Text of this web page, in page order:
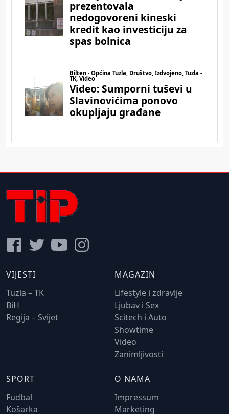
VIJESTI
Tuzla – TK
BiH
Regija – Svijet
MAGAZIN
Lifestyle i zdravlje
Ljubav i Sex
Scitech i Auto
Showtime
Video
Zanimljivosti
SPORT
Fudbal
Košarka
O NAMA
Impressum
Marketing